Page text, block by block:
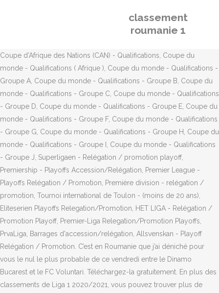
classement
roumanie 1
Coupe d'Afrique des Nations (CAN) - Qualifications, Coupe du
monde - Qualifications ( Afrique ), Coupe du monde - Qualifications -
Groupe A, Coupe du monde - Qualifications - Groupe B, Coupe du
monde - Qualifications - Groupe C, Coupe du monde - Qualifications
- Groupe D, Coupe du monde - Qualifications - Groupe E, Coupe du
monde - Qualifications - Groupe F, Coupe du monde - Qualifications
- Groupe G, Coupe du monde - Qualifications - Groupe H, Coupe du
monde - Qualifications - Groupe I, Coupe du monde - Qualifications
- Groupe J, Superligaen - Relégation / promotion playoff,
Premiership - Playoffs Accession/Relégation, Premier League -
Playoffs Relégation / Promotion, Première division - relégation /
promotion, Tournoi international de Toulon - (moins de 20 ans),
Eliteserien Playoffs Relegation/Promotion, HET LIGA - Relégation /
Promotion Playoff, Premier-Liga Relegation/Promotion Playoffs,
PrvaLiga, Barrages d'accession/relégation, Allsvenskan - Playoff
Relégation / Promotion. C’est en Roumanie que j’ai déniché pour
vous le nul le plus probable de ce vendredi entre le Dinamo
Bucarest et le FC Voluntari. Téléchargez-la gratuitement. En plus des
classements de Liga 1 2020/2021, vous pouvez trouver plus de